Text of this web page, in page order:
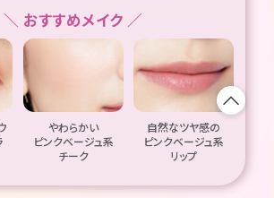
＼ おすすめメイク ／
やわらかい
ピンクベージュ系
チーク
自然なツヤ感の
ピンクベージュ系
リップ